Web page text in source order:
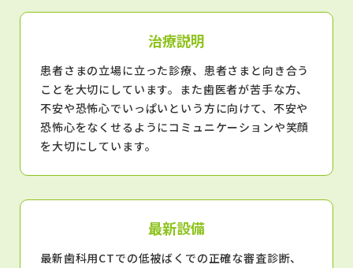
治療説明
患者さまの立場に立った診療、患者さまと向き合う
ことを大切にしています。また歯医者が苦手な方、
不安や恐怖心でいっぱいという方に向けて、不安や
恐怖心をなくせるようにコミュニケーションや笑顔
を大切にしています。
最新設備
最新歯科用CTでの低被ばくでの正確な審査診断、